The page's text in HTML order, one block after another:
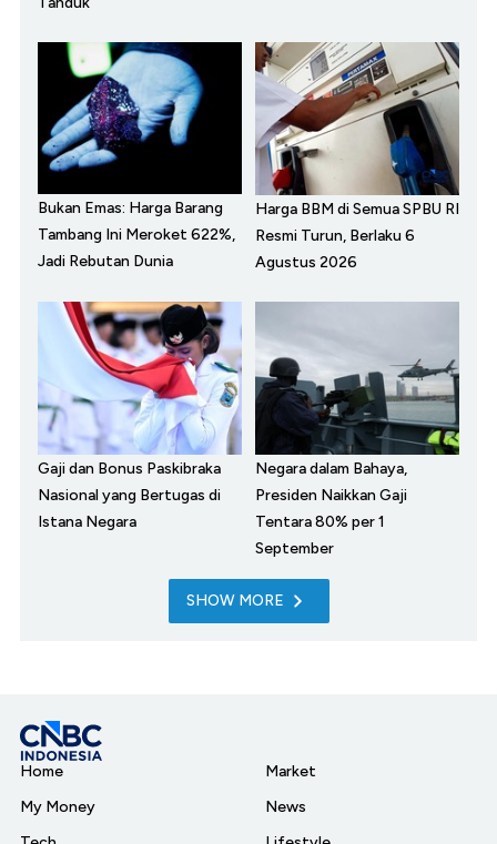
Bukan Emas: Harga Barang
Tambang Ini Meroket 622%,
Jadi Rebutan Dunia
Harga BBM di Semua SPBU RI
Resmi Turun, Berlaku 6
Agustus 2026
Gaji dan Bonus Paskibraka
Nasional yang Bertugas di
Istana Negara
Negara dalam Bahaya,
Presiden Naikkan Gaji
Tentara 80% per 1
September
SHOW MORE
Home
My Money
Market
News